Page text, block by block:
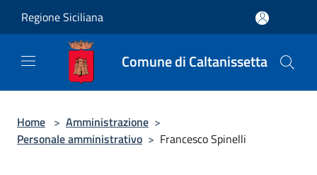
Regione Siciliana
Comune di Caltanissetta
Home > Amministrazione >
Personale amministrativo > Francesco Spinelli